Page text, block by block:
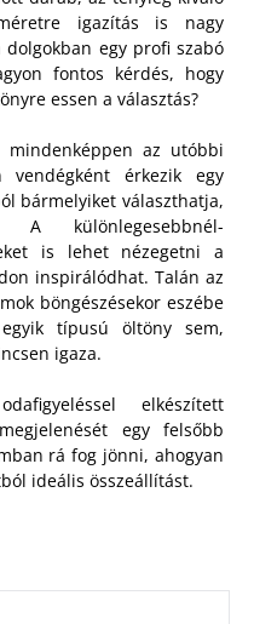
igazítás is nagy
egy profi szabó
fontos kérdés, hogy
essen a választás?
az utóbbi
vendégként érkezik egy
bármelyiket választhatja,
különlegesebbnél-
is lehet nézegetni a
inspirálódhat. Talán az
böngészésekor eszébe
típusú öltöny sem,
igaza.
elkészített
egy felsőbb
rá fog jönni, ahogyan
ideális összeállítást.